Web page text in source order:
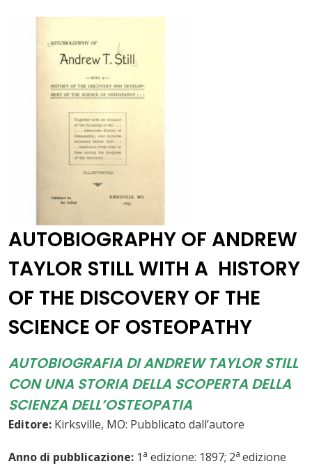
AUTOBIOGRAPHY OF ANDREW
TAYLOR STILL WITH A HISTORY
OF THE DISCOVERY OF THE
SCIENCE OF OSTEOPATHY
AUTOBIOGRAFIA DI ANDREW TAYLOR STILL
CON UNA STORIA DELLA SCOPERTA DELLA
SCIENZA DELL’OSTEOPATIA
Editore: Kirksville, MO: Pubblicato dall’autore
Anno di pubblicazione: 1 a edizione: 1897; 2a edizione